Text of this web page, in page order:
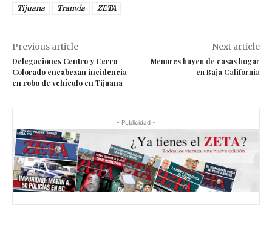
Tijuana
Tranvía ZETA
Previous article
Delegaciones Centro y Cerro
Colorado encabezan incidencia
en robo de vehículo en Tijuana
Next article
Menores huyen de casas hogar
en Baja California
- Publicidad -